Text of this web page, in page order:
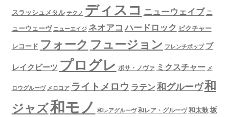
スラッシュメタル テクノ ディスコ ニューウェイブ ニ
ューウェーヴ ニューエイジ ネオアコ ハードロック ピクチャー
レコード フォーク フュージョン フレンチポップ ブ
レイクビーツ プログレ ボサ・ノヴァ ミクスチャー メ
ロウグルーヴ メロコア ライトメロウ ラテン 和グルーヴ和
ジャズ和モノ 和レアグルーヴ 和レア・グルーヴ 和太鼓坂